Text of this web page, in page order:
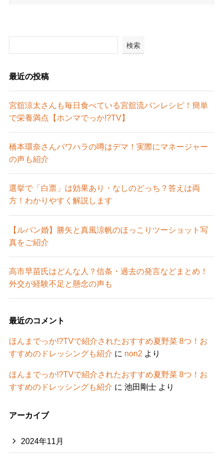
検索
最近の投稿
宮舘涼太さんも毎日食べている宮舘流パンレシピ！簡単
で栄養満点【ホンマでっか!?TV】
橋本環奈さんパワハラの噂はデマ！実際にマネージャー
の声も紹介
選挙で「白票」は効果あり・なしのどっち？答えは両
方！わかりやすく解説します
【ルパン婚】勝矢と真風涼帆のほっこりツーショット写
真をご紹介
高市早苗氏はどんな人？信条・過去の発言などまとめ！
外交が経験不足と懸念の声も
最近のコメント
ほんまでっか!?TVで紹介されたおすすめ夏野菜 8つ！お
すすめのドレッシングも紹介 に non2 より
ほんまでっか!?TVで紹介されたおすすめ夏野菜 8つ！お
すすめのドレッシングも紹介 に 池田剛士より
アーカイブ
2024年11月